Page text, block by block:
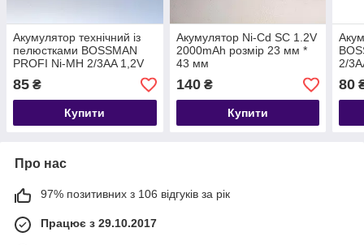
Акумулятор технічний із
пелюстками BOSSMAN
PROFI Ni-MH 2/3AA 1,2V
85 ₴
Купити
Акумулятор Ni-Cd SC 1.2V
2000mAh розмір 23 мм *
43 мм
140₴
Купити
2/
80
Про нас
97% позитивних з 106 відгуків за рік
Працює з 29.10.2017